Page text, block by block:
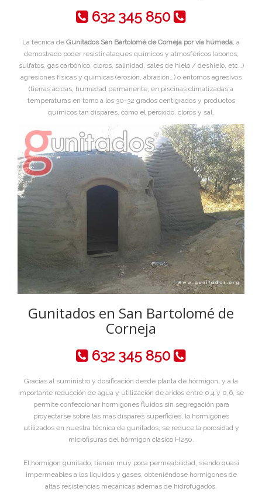
632 345 850
La técnica de Gunitados San Bartolomé de Corneja por vía húmeda, a
demostrado poder resistir ataques químicos y atmosféricos (abonos,
sulfatos, gas carbónico, cloros, salinidad, sales de hielo / deshielo, etc…)
agresiones físicas y químicas (erosión, abrasión…) o entornos agresivos
(tierras ácidas, humedad permanente, en piscinas climatizadas a
temperaturas en torno a los 30-32 grados centigrados y productos
químicos tan dispares, como el peroxido, cloros y sal.
Gunitados en San Bartolomé de
Corneja
632 345 850
Gracias al suministro y dosificación desde planta de hórmigon, y a la
importante reducción de agua y utilización de aridos entre 0,4 y 0,6, se
permite confeccionar hormigones fluidos sin segregación para
proyectarse sobre las mas dispares superficies, lo hormigones
utilizados en nuestra técnica de gunitados, se reduce la porosidad y
microfisuras del hórmigon clasico H250.
El hórmigon gunitado, tienen muy poca permeabilidad, siendo quasi
impermeables a los líquidos y gases, obteniéndose hormigones de
altas resistencias mecánicas ademas de hidrofugados.